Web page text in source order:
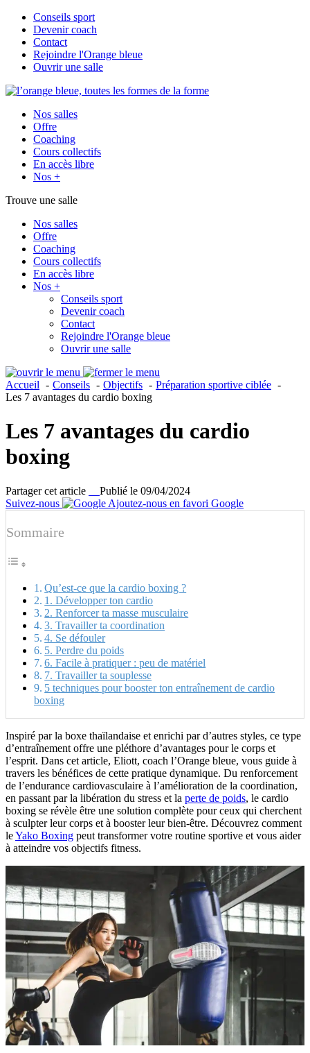
Conseils sport
Devenir coach
Contact
Rejoindre l'Orange bleue
Ouvrir une salle
Nos salles
Offre
Coaching
Cours collectifs
En accès libre
Nos +
Trouve une salle
Nos salles
Offre
Coaching
Cours collectifs
En accès libre
Nos +
Conseils sport
Devenir coach
Contact
Rejoindre l'Orange bleue
Ouvrir une salle
Accueil Conseils Objectifs
Préparation sportive ciblée
Les 7 avantages du cardio boxing
Les 7 avantages du cardio
boxing
Partager cet article
Publié le 09/04/2024
Suivez-nous
Ajoutez-nous en favori Google
Sommaire
Qu’est-ce que la cardio boxing ?
1. Développer ton cardio
2. Renforcer ta masse musculaire
3. Travailler ta coordination
4. Se défouler
5. Perdre du poids
6. Facile à pratiquer : peu de matériel
7. Travailler ta souplesse
5 techniques pour booster ton entraînement de cardio
boxing
Inspiré par la boxe thaïlandaise et enrichi par d’autres styles, ce type
d’entraînement offre une pléthore d’avantages pour le corps et
l’esprit. Dans cet article, Eliott, coach l’Orange bleue, vous guide à
travers les bénéfices de cette pratique dynamique. Du renforcement
de l’endurance cardiovasculaire à l’amélioration de la coordination,
en passant par la libération du stress et la perte de poids, le cardio
boxing se révèle être une solution complète pour ceux qui cherchent
à sculpter leur corps et à booster leur bien-être. Découvrez comment
leYako Boxing peut transformer votre routine sportive et vous aider
à atteindre vos objectifs fitness.